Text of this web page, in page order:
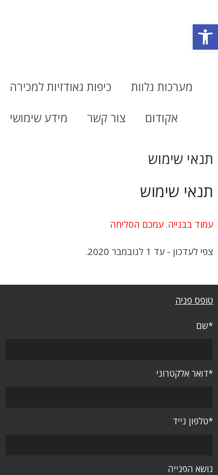
כיפות גאודזיות למכירה
מערכות נלוות
מידע שימושי
צור קשר אקודום
תנאי שימוש
תנאי שימוש
עמוד בבנייה. עמכם הסליחה
צפי לעדכון - עד 1 לנובמבר 2020.
טופס פניה
*שם
*דואר אלקטרוני
*טלפון נייד
נושא הפנייה
פתח סרגל נגישות